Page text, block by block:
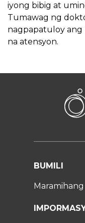
iyong bibig at
Tumawag ng
nagpapatuloy ang
na atensyon.
BUMILI